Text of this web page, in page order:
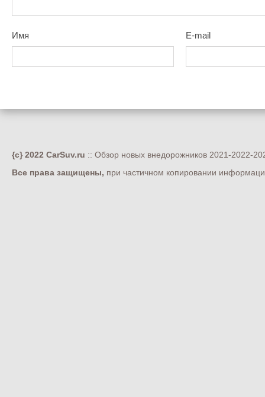
Имя E-mail
{c} 2022 CarSuv.ru :: Обзор новых внедорожников 2021-2022-
Все права защищены, при частичном копировании